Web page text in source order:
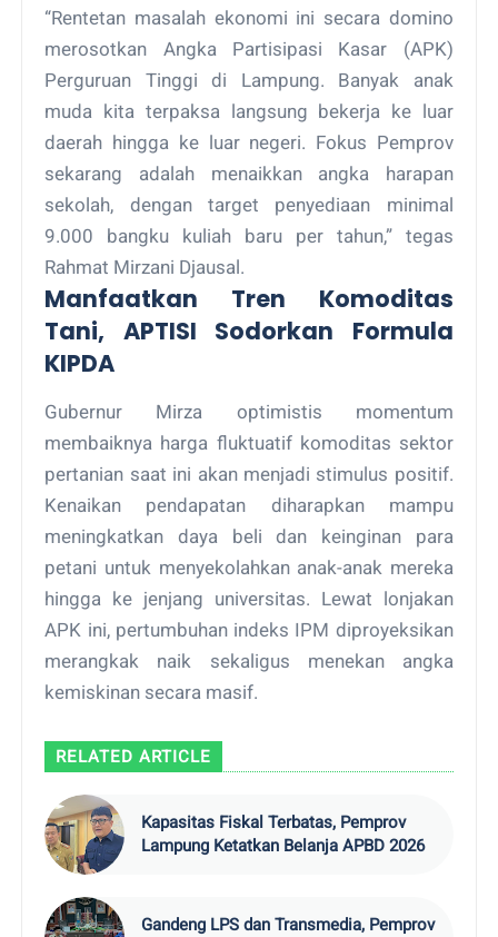
“Rentetan masalah ekonomi ini secara domino
merosotkan Angka Partisipasi Kasar (APK)
Perguruan Tinggi di Lampung. Banyak anak
muda kita terpaksa langsung bekerja ke luar
daerah hingga ke luar negeri. Fokus Pemprov
sekarang adalah menaikkan angka harapan
sekolah, dengan target penyediaan minimal
9.000 bangku kuliah baru per tahun,” tegas
Rahmat Mirzani Djausal.
Manfaatkan Tren Komoditas
Tani, APTISI Sodorkan Formula
KIPDA
Gubernur Mirza optimistis momentum
membaiknya harga fluktuatif komoditas sektor
pertanian saat ini akan menjadi stimulus positif.
Kenaikan pendapatan diharapkan mampu
meningkatkan daya beli dan keinginan para
petani untuk menyekolahkan anak-anak mereka
hingga ke jenjang universitas. Lewat lonjakan
APK ini, pertumbuhan indeks IPM diproyeksikan
merangkak naik sekaligus menekan angka
kemiskinan secara masif.
RELATED ARTICLE
Kapasitas Fiskal Terbatas, Pemprov
Lampung Ketatkan Belanja APBD 2026
Gandeng LPS dan Transmedia, Pemprov